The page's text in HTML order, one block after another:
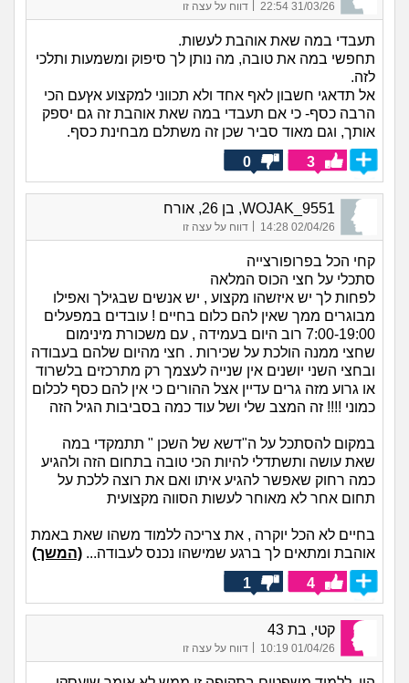
31/03/26 22:54
| דווח על עצה זו
תעבדי במה שאת אוהבת לעשות.
תחפשי במה את טובה, מה נותן לך סיפוק ומשמעות ותלכי
לזה.
אל תדאגי חשבון לאף אחד ולא תכווני למקצוע אץעם הכי
הרבה כסף- כי אם תעבדי במה שאת אוהבת זה גם יספק
אותך, וגם מאוד סביר שכן זה משתלם מבחינת כסף.
3
0
WOJAK_9551, בן 26, אורח
02/04/26 14:28
| דווח על עצה זו
קחי הכל בפרופורצייה
סתכלי על חצי הכוס המלאה
לפחות לך יש איזשהו מקצוע , יש אנשים שבגילך ואפילו
מבוגרים ממך שאין להם כלום בחיים ! עובדים במפעלים
7:00-19:00 רוב היום בעמידה , עם משכורת מינימום
שחצי ממנה הולכת על שכירות . חצי מהיום שלהם בעבודה
ובחצי השני יושנים אין שנייה לעצמך רק מתרכזים בלשרוד
או גרוע מזה גרים עדיין אצל ההורים כי אין להם כסף לכלום
כמוני !!!! זה המצב שלי ושל עוד כמה בסביבות הגיל הזה
במקום להסתכל על ה"דשא של השכן " תתמקדי במה
שאת עושה ותשתדלי להיות הכי טובה בתחום הזה ולהגיע
כמה רחוק שאפשר להגיע איתו ואם את רוצה ללכת על
תחום אחר לא מאוחר לעשות הסווה מקצועית
בחיים לא הכל יוקרה , את צריכה ללמוד משהו שאת באמת
אוהבת ומתאים לך ברגע שמישהו נכנס לעבודה... (המשך)
4
1
קטי, בת 43
01/04/26 10:19 דווח על עצה זו